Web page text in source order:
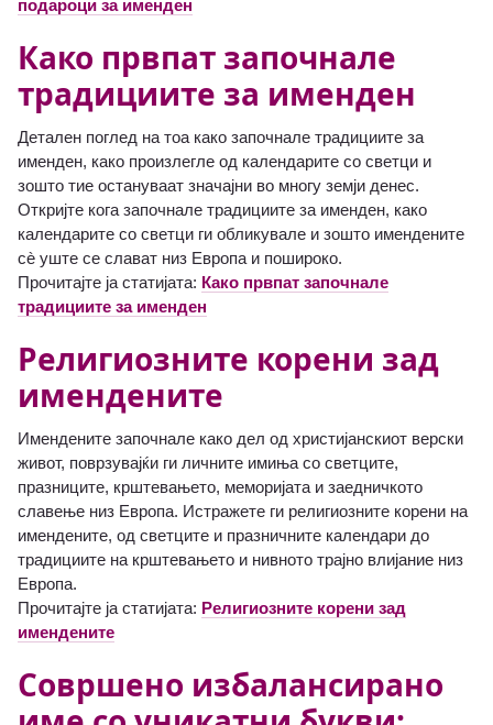
подароци за именден
Како првпат започнале
традициите за именден
Детален поглед на тоа како започнале традициите за
именден, како произлегле од календарите со светци и
зошто тие остануваат значајни во многу земји денес.
Откријте кога започнале традициите за именден, како
календарите со светци ги обликувале и зошто имендените
сè уште се слават низ Европа и пошироко.
Прочитајте ја статијата: Како првпат започнале
традициите за именден
Религиозните корени зад
имендените
Имендените започнале како дел од христијанскиот верски
живот, поврзувајќи ги личните имиња со светците,
празниците, крштевањето, меморијата и заедничкото
славење низ Европа. Истражете ги религиозните корени на
имендените, од светците и празничните календари до
традициите на крштевањето и нивното трајно влијание низ
Европа.
Прочитајте ја статијата: Религиозните корени зад
имендените
Совршено избалансирано